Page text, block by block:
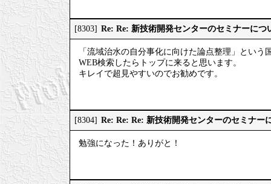
[8303] Re: Re: 新技術開発センターのセミナーにつ
「流域治水の自分事化に向けた論点整理」という
WEB検索したらトップに来ると思います。
キレイで超見やすいのでお勧めです。
[8304] Re: Re: Re: 新技術開発センターのセミナー
勉強になった！ありがと！